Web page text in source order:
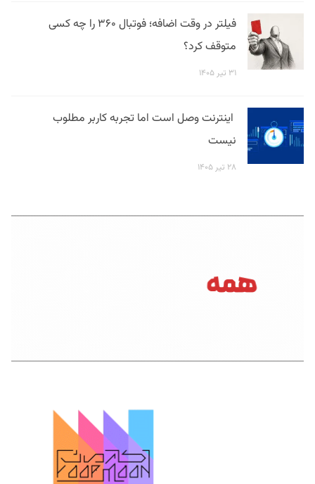
فیلتر در وقت اضافه؛ فوتبال ۳۶۰ را چه کسی
متوقف کرد؟
۳۱ تیر ۱۴۰۵
اینترنت وصل است اما تجربه کاربر مطلوب
نیست
۲۸ تیر ۱۴۰۵